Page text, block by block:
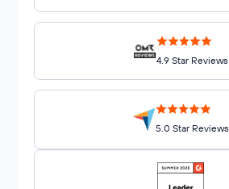
4.9 Star Reviews
5.0 Star Reviews